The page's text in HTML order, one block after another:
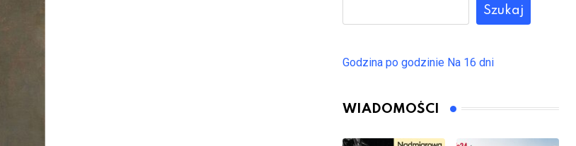
Szukaj
Godzina po godzinie Na 16 dni
WIADOMOŚCI